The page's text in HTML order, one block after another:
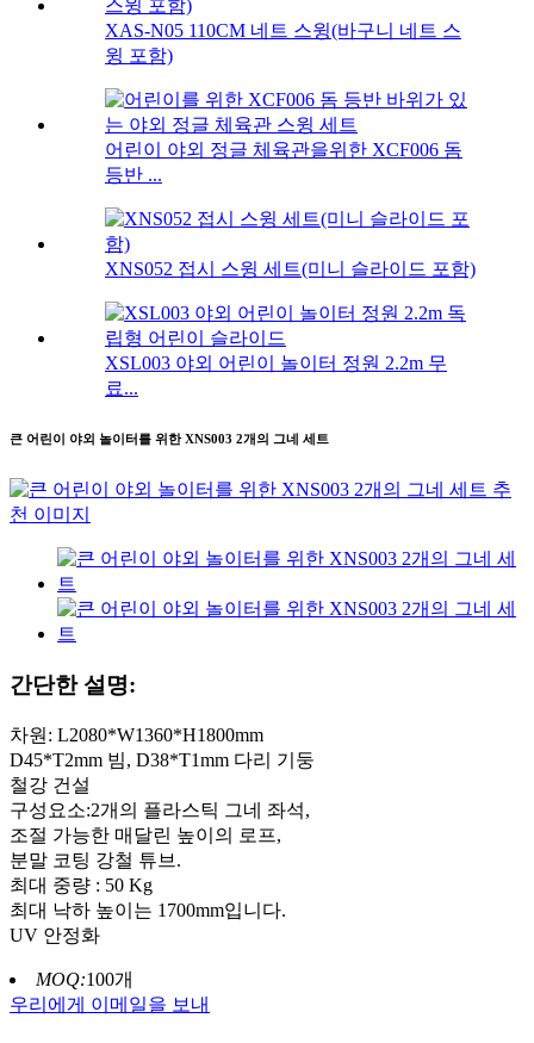
XAS-N05 110CM 네트 스윙(바구니 네트 스
윙 포함)
어린이 야외 정글 체육관을위한 XCF006 돔
등반 ...
XNS052 접시 스윙 세트(미니 슬라이드 포함)
XSL003 야외 어린이 놀이터 정원 2.2m 무
료...
큰 어린이 야외 놀이터를 위한 XNS003 2개의 그네 세트
간단한 설명:
차원: L2080*W1360*H1800mm
D45*T2mm 빔, D38*T1mm 다리 기둥
철강 건설
구성요소:2개의 플라스틱 그네 좌석,
조절 가능한 매달린 높이의 로프,
분말 코팅 강철 튜브.
최대 중량 : 50 Kg
최대 낙하 높이는 1700mm입니다.
UV 안정화
MOQ:100개
우리에게 이메일을 보내